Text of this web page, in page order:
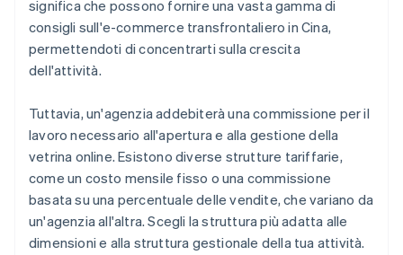
significa che possono fornire una vasta gamma di
consigli sull'e-commerce transfrontaliero in Cina,
permettendoti di concentrarti sulla crescita
dell'attività.
Tuttavia, un'agenzia addebiterà una commissione per il
lavoro necessario all'apertura e alla gestione della
vetrina online. Esistono diverse strutture tariffarie,
come un costo mensile fisso o una commissione
basata su una percentuale delle vendite, che variano da
un'agenzia all'altra. Scegli la struttura più adatta alle
dimensioni e alla struttura gestionale della tua attività.